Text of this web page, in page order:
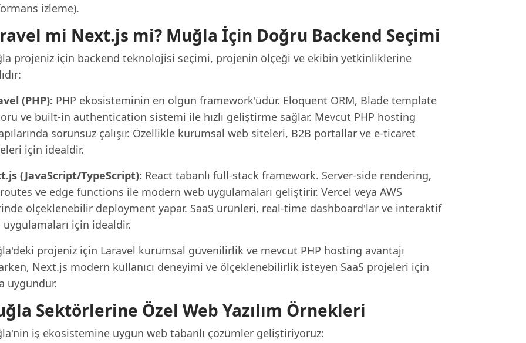
izleme).
mi Next.js mi? Muğla İçin Doğru Backend Seçimi
projeniz için backend teknolojisi seçimi, projenin ölçeği ve ekibin yetkinliklerine
(PHP): PHP ekosisteminin en olgun framework'üdür. Eloquent ORM, Blade template
ve built-in authentication sistemi ile hızlı geliştirme sağlar. Mevcut PHP hosting
sorunsuz çalışır. Özellikle kurumsal web siteleri, B2B portallar ve e-ticaret
için idealdir.
(JavaScript/TypeScript): React tabanlı full-stack framework. Server-side rendering,
ve edge functions ile modern web uygulamaları geliştirir. Vercel veya AWS
ölçeklenebilir deployment yapar. SaaS ürünleri, real-time dashboard'lar ve interaktif
uygulamaları için idealdir.
projeniz için Laravel kurumsal güvenilirlik ve mevcut PHP hosting avantajı
Next.js modern kullanıcı deneyimi ve ölçeklenebilirlik isteyen SaaS projeleri için
uygundur.
Sektörlerine Özel Web Yazılım Örnekleri
iş ekosistemine uygun web tabanlı çözümler geliştiriyoruz: